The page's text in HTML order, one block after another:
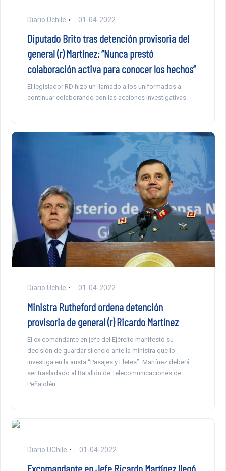
Diario Uchile 01-04-2022
Diputado Brito tras detención provisoria del
general (r) Martínez: “Nunca prestó
colaboración activa para conocer los hechos”
El legislador RD hizo un llamado a los uniformados a
continuar colaborando con las acciones investigativas.
Diario Uchile 01-04-2022
Ministra Rutheford ordena detención
provisoria de general (r) Ricardo Martínez
El ex comandante en jefe del Ejército manifestó su
decisión de guardar silencio ante la ministra que lo
investiga en la arista “Pasajes y Fletes”. Martínez deberá
ser trasladado al Batallón de Telecomunicaciones de
Peñalolén.
Diario UChile 01-04-2022
Excomandante en Jefe Ricardo Martínez llegó